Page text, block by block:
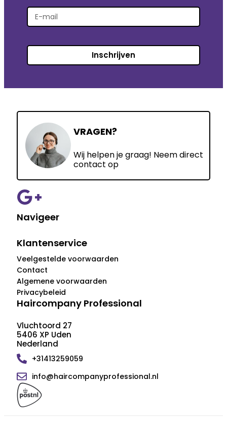
Inschrijven
VRAGEN?
Wij helpen je graag! Neem direct
contact op
Navigeer
Klantenservice
Veelgestelde voorwaarden
Contact
Algemene voorwaarden
Privacybeleid
Haircompany Professional
Vluchtoord 27
5406 XP Uden
Nederland
+31413259059
info@haircompanyprofessional.nl